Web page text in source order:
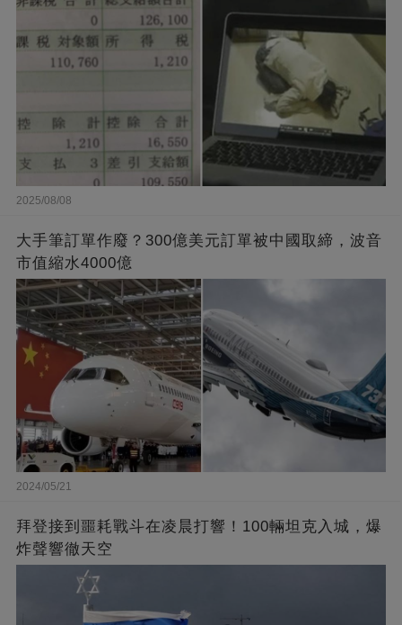
2025/08/08
大手筆訂單作廢？300億美元訂單被中國取締，波音
市值縮水4000億
2024/05/21
拜登接到噩耗戰斗在凌晨打響！100輛坦克入城，爆
炸聲響徹天空